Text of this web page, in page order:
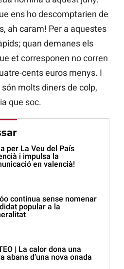
ens ho descomptarien de
ah caram! Per a aquestes
quan demanes els
et corresponen no corren
cents euros menys. I
molts diners de colp,
que soc.
per La Veu del País
i impulsa la
en valencià!
continua sense nomenar
popular a la
| La calor dona una
abans d’una nova onada